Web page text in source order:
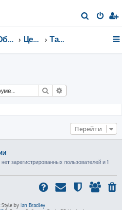
о
Общение по регионам Центральный федеральный округ Тамбовская область
Поиск
Перейти
зарегистрированных пользователей и 1
Style by Ian Bradley